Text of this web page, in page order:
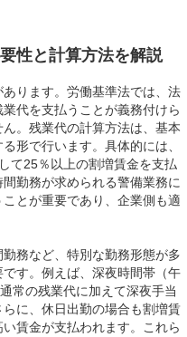
性と計算方法を解説
ります。労働基準法では、法
代を支払うことが義務付けら
。残業代の計算方法は、基本
形で行います。具体的には、
て25％以上の割増賃金を支払
勤務が求められる警備業務に
とが重要であり、企業側も適
務など、特別な勤務形態が多
す。例えば、深夜時間帯（午
常の残業代に加えて深夜手当
に、休日出勤の場合も割増賃
賃金が支払われます。これら